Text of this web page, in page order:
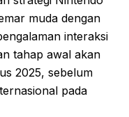
muda dengan
interaksi
tahap awal akan
2025, sebelum
pada